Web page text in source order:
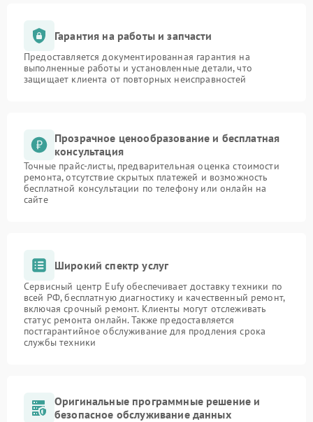
Гарантия на работы и запчасти
Предоставляется документированная гарантия на
выполненные работы и установленные детали, что
защищает клиента от повторных неисправностей
Прозрачное ценообразование и бесплатная
консультация
Точные прайс-листы, предварительная оценка стоимости
ремонта, отсутствие скрытых платежей и возможность
бесплатной консультации по телефону или онлайн на
сайте
Широкий спектр услуг
Сервисный центр Eufy обеспечивает доставку техники по
всей РФ, бесплатную диагностику и качественный ремонт,
включая срочный ремонт. Клиенты могут отслеживать
статус ремонта онлайн. Также предоставляется
постгарантийное обслуживание для продления срока
службы техники
Оригинальные программные решение и
безопасное обслуживание данных